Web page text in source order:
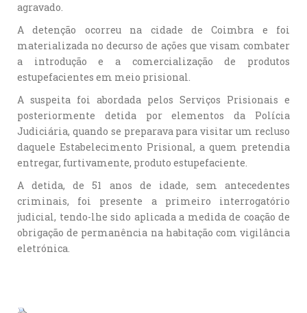
agravado.
A detenção ocorreu na cidade de Coimbra e foi
materializada no decurso de ações que visam combater
a introdução e a comercialização de produtos
estupefacientes em meio prisional.
A suspeita foi abordada pelos Serviços Prisionais e
posteriormente detida por elementos da Polícia
Judiciária, quando se preparava para visitar um recluso
daquele Estabelecimento Prisional, a quem pretendia
entregar, furtivamente, produto estupefaciente.
A detida, de 51 anos de idade, sem antecedentes
criminais, foi presente a primeiro interrogatório
judicial, tendo-lhe sido aplicada a medida de coação de
obrigação de permanência na habitação com vigilância
eletrónica.